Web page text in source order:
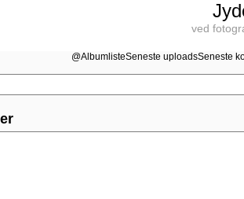
ved
@AlbumlisteSeneste uploadsSeneste